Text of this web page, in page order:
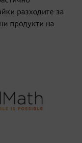
разходите за
продукти на